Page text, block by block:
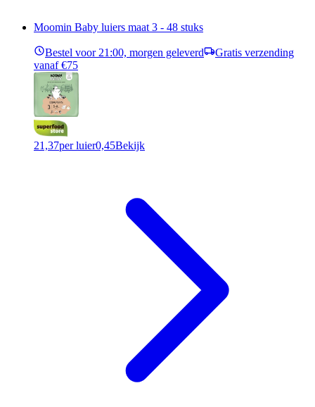
Moomin Baby luiers maat 3 - 48 stuks
Bestel voor 21:00, morgen geleverd
Gratis verzending
vanaf €75
21,37per luier0,45Bekijk